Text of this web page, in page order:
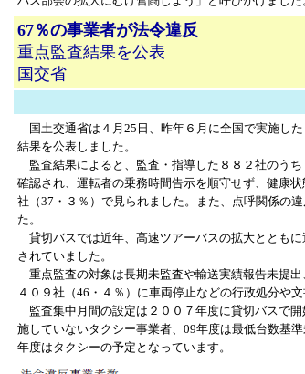
67％の事業者が法令違反
重点監査結果を公表
国交省
国土交通省は４月25日、昨年６月に全国で実施し
結果を公表しました。
監査結果によると、監査・指導した８８２社のう
確認され、運転者の乗務時間告示を順守せず、健康
社（37・３％）で見られました。また、点呼関係の
た。
貸切バスでは近年、高速ツアーバスの拡大ととも
されていました。
重点監査の対象は長期未監査や輸送実績報告未提
４０９社（46・４％）に車両停止などの行政処分や文
監査集中月間の設定は２００７年度に貸切バスで
施していないタクシー事業者、09年度は最低台数基
年度はタクシーの予定となっています。